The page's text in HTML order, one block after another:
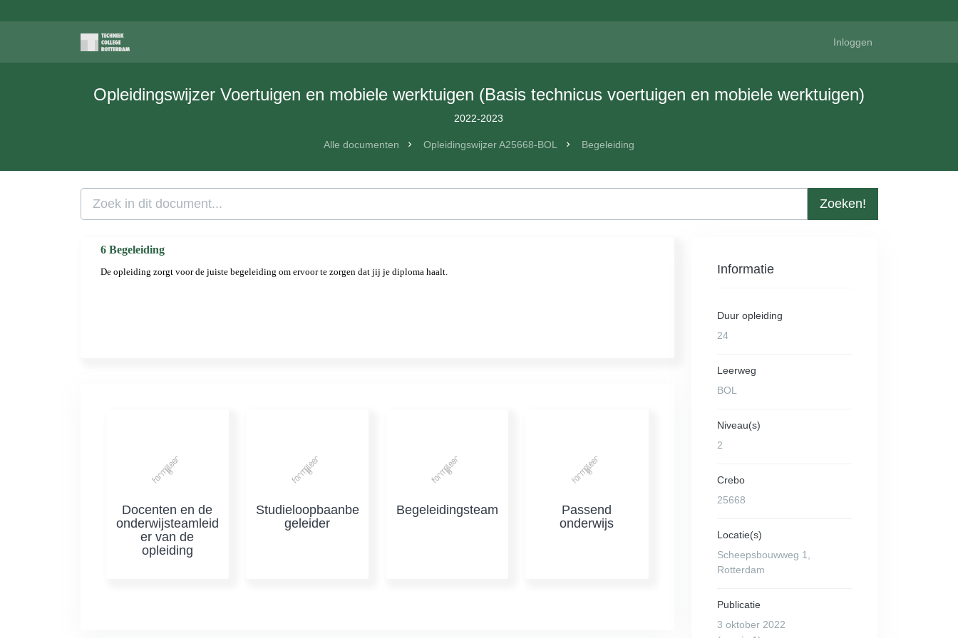
Inloggen
Opleidingswijzer Voertuigen en mobiele werktuigen (Basis technicus voertuigen en mobiele werktuigen)
2022-2023
Alle documenten Opleidingswijzer A25668-BOL Begeleiding
Zoeken!
Docenten en de
onderwijsteamleid
er van de
opleiding
Studieloopbaanbe
geleider
Begeleidingsteam
Passend
onderwijs
Informatie
Duur opleiding
24
Leerweg
BOL
Niveau(s)
2
Crebo
25668
Locatie(s)
Scheepsbouwweg 1,
Rotterdam
Publicatie
3 oktober 2022